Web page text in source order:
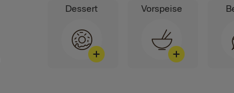
Dessert Vorspeise